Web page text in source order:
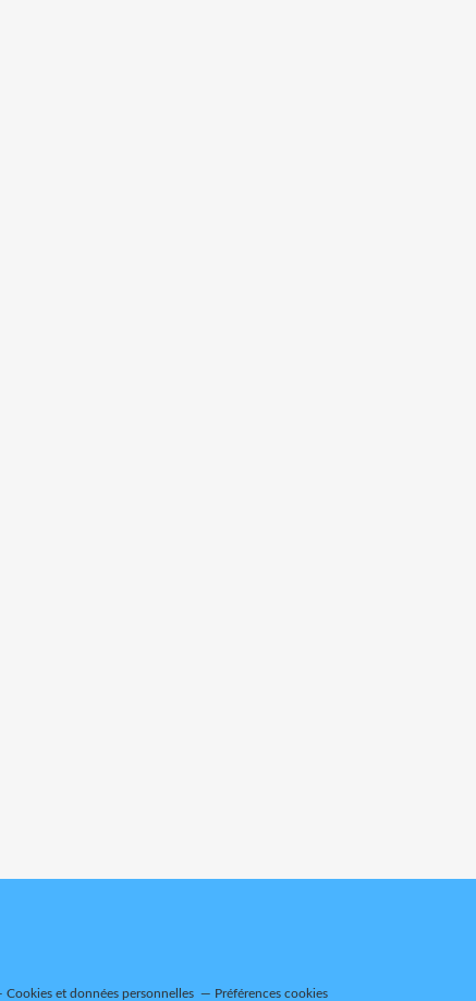
Cookies et données personnelles Préférences cookies